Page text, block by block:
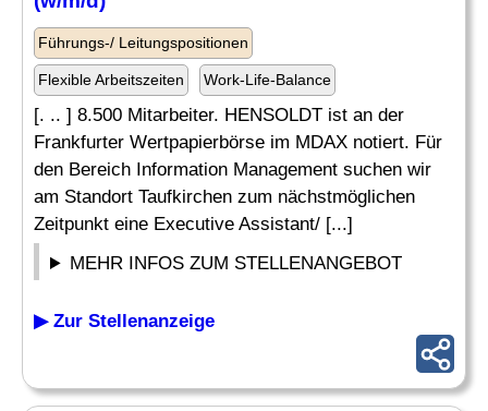
Führungs-/ Leitungspositionen
Flexible Arbeitszeiten Work-Life-Balance
[. .. ] 8.500 Mitarbeiter. HENSOLDT ist an der
Frankfurter Wertpapierbörse im MDAX notiert. Für
den Bereich Information Management suchen wir
am Standort Taufkirchen zum nächstmöglichen
Zeitpunkt eine Executive Assistant/ [...]
MEHR INFOS ZUM STELLENANGEBOT
▶ Zur Stellenanzeige